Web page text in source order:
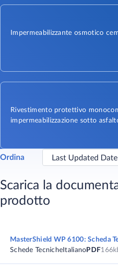
Impermeabilizzante osmotico
Rivestimento protettivo
impermeabilizzazione sotto
Ordina
Scarica la
prodotto
MasterShield WP 6100: Scheda
Schede Tecniche Italiano PDF